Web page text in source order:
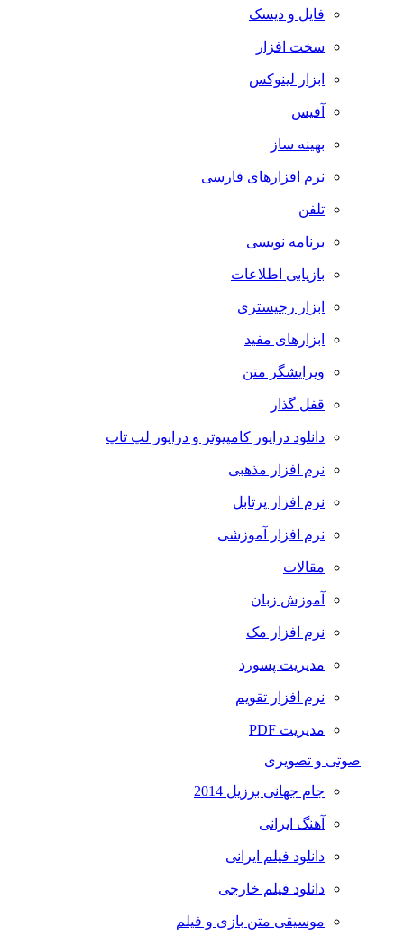
فایل و دیسک
سخت افزار
ابزار لینوکس
آفیس
بهینه ساز
نرم افزارهای فارسی
تلفن
برنامه نویسی
بازیابی اطلاعات
ابزار رجیستری
ابزارهای مفید
ویرایشگر متن
قفل گذار
دانلود درایور کامپیوتر و درایور لپ تاپ
نرم افزار مذهبی
نرم افزار پرتابل
نرم افزار آموزشی
مقالات
آموزش زبان
نرم افزار مک
مدیریت پسورد
نرم افزار تقویم
مدیریت PDF
صوتی و تصویری
جام جهانی برزیل 2014
آهنگ ایرانی
دانلود فیلم ایرانی
دانلود فیلم خارجی
موسیقی متن بازی و فیلم